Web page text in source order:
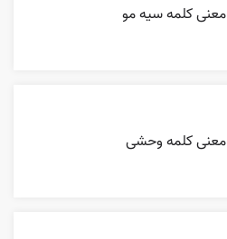
معنی کلمه سیه مو
معنی کلمه وحشی